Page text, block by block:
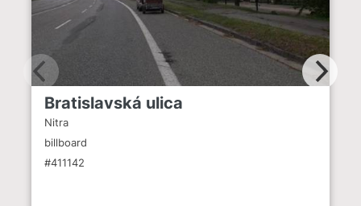
Bratislavská ulica
Nitra
billboard
#411142